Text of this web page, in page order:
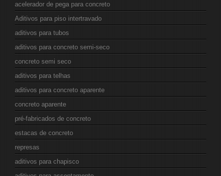
acelerador de pega para concreto
Aditivos para piso intertravado
aditivos para tubos
aditivos para concreto semi-seco
concreto semi seco
aditivos para telhas
aditivos para concreto aparente
concreto aparente
pré-fabricados de concreto
estacas de concreto
represas
aditivos para chapisco